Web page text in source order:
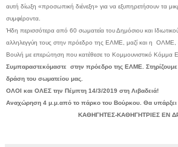
αυτή δίωξη «προσωπική διένεξη» για να εξυπηρετήσουν τα
συμφέροντα.
Ήδη περισσότερα από 60 σωματεία του Δημόσιου και
αλληλεγγύη τους στην πρόεδρο της ΕΛΜΕ, μαζί και η
ΟΛΜΕ,
Βουλή με επερώτηση που κατέθεσε το Κομμουνιστικό Κόμμα
Συμπαραστεκόμαστε
στην πρόεδρο της ΕΛΜΕ.
δράση του σωματείου μας.
ΟΛΟΙ και ΟΛΕΣ την Πέμπτη 14/3/2019 στη Λιβαδειά!
Αναχώρηση 4 μ.μ.από το πάρκο του Βούρκου. Θα υπάρξει
ΚΑΘΗΓΗΤΕΣ-ΚΑΘΗΓΗΤΡΙΕΣ ΕΝ